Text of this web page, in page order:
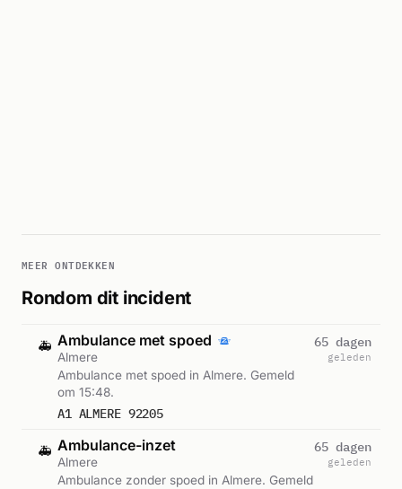
MEER ONTDEKKEN
Rondom dit incident
🚑 Ambulance met spoed
Almere
Ambulance met spoed in Almere. Gemeld
om 15:48.
A1 ALMERE 92205
65 dagen
geleden
🚑 Ambulance-inzet
Almere
Ambulance zonder spoed in Almere. Gemeld
65 dagen
geleden